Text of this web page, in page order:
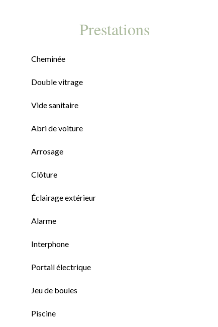
Prestations
Cheminée
Double vitrage
Vide sanitaire
Abri de voiture
Arrosage
Clôture
Éclairage extérieur
Alarme
Interphone
Portail électrique
Jeu de boules
Piscine